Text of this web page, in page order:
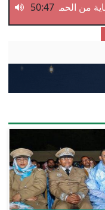
من الحميات الفيروسية
50:47